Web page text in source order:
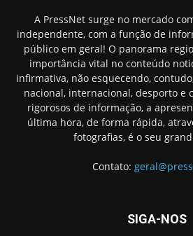
A PressNet surge no mercado
independente, com a função de
público em geral! O panorama
importância vital no conteúdo
infirmativa, não esquecendo,
nacional, internacional, desporto e
rigorosos de informação, a
última hora, de forma rápida,
fotografias, é o seu
Contato:
SIGA-NOS